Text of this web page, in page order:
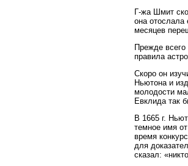
Г-жа Шмит
она отослала
месяцев
Прежде
правила
Скоро он
Ньютона и
молодости
Евклида так
В 1665 г.
темное имя
время
для
сказал: